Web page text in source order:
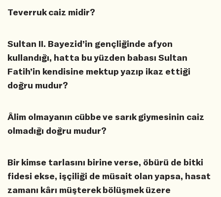
Teverruk caiz midir?
Sultan II. Bayezid’in gençliğinde afyon
kullandığı, hatta bu yüzden babası Sultan
Fatih’in kendisine mektup yazıp ikaz ettiği
doğru mudur?
Âlim olmayanın cübbe ve sarık giymesinin caiz
olmadığı doğru mudur?
Bir kimse tarlasını birine verse, öbürü de bitki
fidesi ekse, işçiliği de müsait olan yapsa, hasat
zamanı kârı müşterek bölüşmek üzere